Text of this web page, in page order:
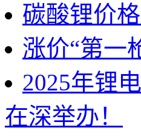
碳酸锂价
涨价“第一
2025年锂
在深举办！